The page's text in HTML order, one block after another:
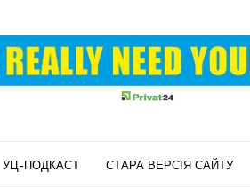
УЦ-ПОДКАСТ СТАРА ВЕРСІЯ САЙТУ